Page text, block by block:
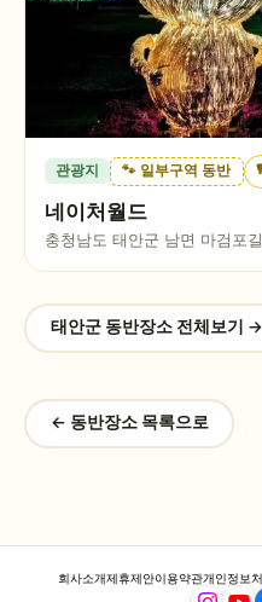
관광지 🐾 일부구역 동반
네이처월드
충청남도 태안군 남면 마검포
태안군동반장소 전체보기 →
← 동반장소 목록으로
회사소개제휴제안이용약관개인정보